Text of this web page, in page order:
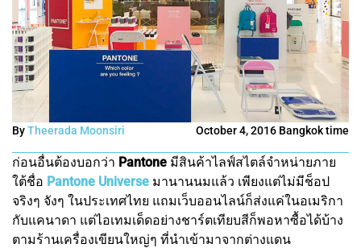
ByTheerada Moonsiri October 4, 2016 Bangkok time
ก่อนอื่นต้องบอกว่า Pantone มีสินค้าไลฟ์สไตล์จำหน่ายภาย
ใต้ชื่อ Pantone Universe มานานนมแล้ว เพียงแต่ไม่มีช็อป
จริงๆ จังๆ ในประเทศไทย แถมเว็บออนไลน์ก็ส่งแค่ในอเมริกา
กับแคนาดา แต่ไอเทมเด็ดอย่างชาร์ตเทียบสีก็พอหาซื้อได้บ้าง
ตามร้านเครื่องเขียนใหญ่ๆ ที่นำเข้ามาจากต่างแดน